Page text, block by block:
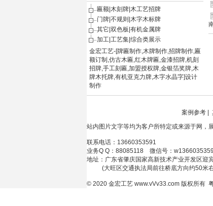
匾额|木刻牌|木工艺招牌
门牌|不规则|木字木标牌
其它|双色板|有机金属牌
加工|工艺集|综合类展示
金宏工艺-[牌匾制作,木牌制作,招牌制作,匾
额订制,仿古木匾,红木牌匾,金漆招牌,机刻
招牌,手工刻匾,加盟授权牌,金银箔奖牌,木
牌木托牌,有机亚克力牌,木字水晶字]设计
制作
案例参考
站内图片文字等均为客户所特定或来源于网，
联系电话：13660353591
业务Q Q：88085118 微信号：
地址：广东省肇庆国家高新技术产业开发区迎
(大旺区交通执法局前往桥底方向约50米
© 2020 金宏工艺 www.vVv33.com版权所有